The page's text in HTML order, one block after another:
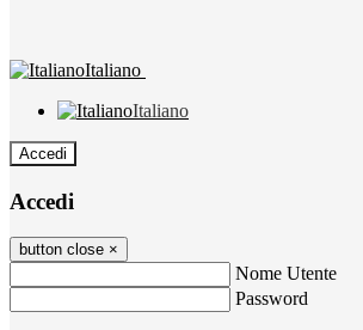
Italiano
Italiano
Accedi
Accedi
button close ×
Nome Utente
Password